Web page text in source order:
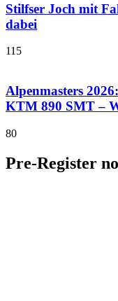
Stilfser Joch mit
dabei
115
Alpenmasters
KTM 890 SMT –
80
Pre-Register